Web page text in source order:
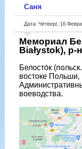
Саня
Дата: Четверг, 16
Мемориал
Białystok), р-
Белосто́к
востоке Польши,
воеводства.